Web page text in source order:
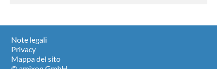
Note legali
Privacy
Mappa del sito